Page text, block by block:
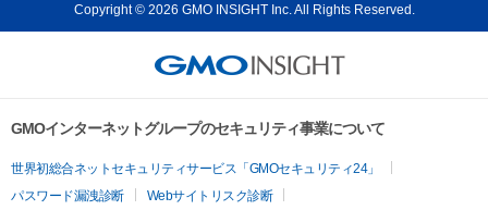
Copyright © 2026 GMO INSIGHT Inc. All Rights Reserved.
GMOインターネットグループのセキュリティ事業について
世界初総合ネットセキュリティサービス「GMOセキュリティ24」
パスワード漏洩診断
Webサイトリスク診断